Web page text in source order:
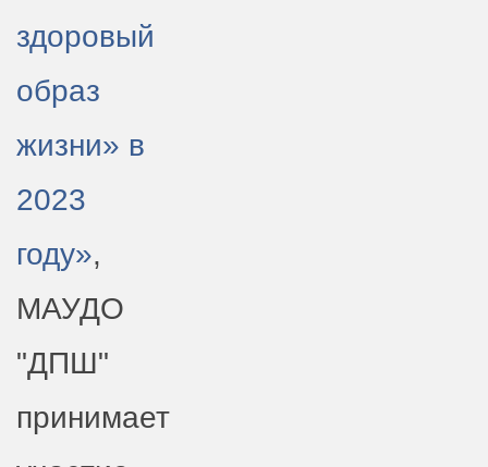
здоровый
образ
жизни» в
2023
году»,
МАУДО
"ДПШ"
принимает